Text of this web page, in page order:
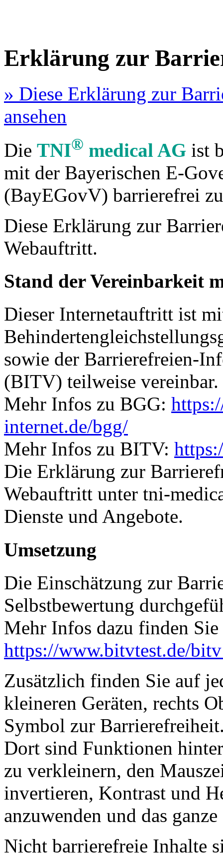
Erklärung zur
» Diese Erklärung zur
ansehen
Die TNI® medical AG ist
mit der Bayerischen E-
(BayEGovV) barrierefrei
Diese Erklärung zur
Webauftritt.
Stand der Vereinbarkeit
Dieser Internetauftritt ist
sowie der Barrierefreien-
(BITV) teilweise vereinbar.
Mehr Infos zu BGG:
internet.de/bgg/
Mehr Infos zu BITV:
Die Erklärung zur
Webauftritt unter tni-
Dienste und Angebote.
Umsetzung
Die Einschätzung zur
Selbstbewertung
Mehr Infos dazu finden
https://www.bitvtest.de/
Zusätzlich finden Sie auf
kleineren Geräten, rechts
Symbol zur
Dort sind Funktionen
zu verkleinern, den
invertieren, Kontrast und
anzuwenden und das
Nicht barrierefreie Inhalte